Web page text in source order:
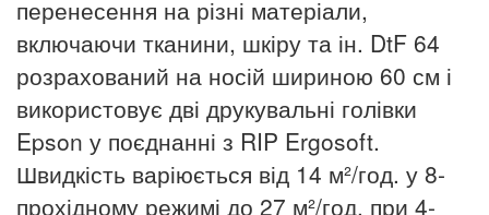
перенесення на різні матеріали,
включаючи тканини, шкіру та ін. DtF 64
розрахований на носій шириною 60 см і
використовує дві друкувальні голівки
Epson у поєднанні з RIP Ergosoft.
Швидкість варіюється від 14 м²/год. у 8-
прохідному режимі до 27 м²/год. при 4-